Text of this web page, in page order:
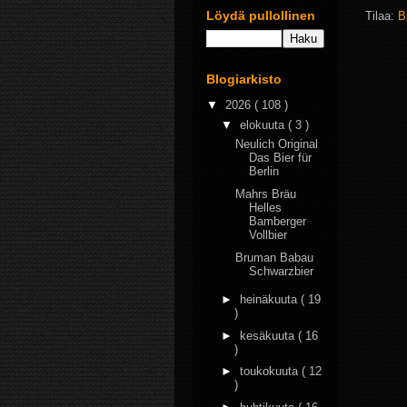
Tilaa:
Löydä pullollinen
Blogiarkisto
▼ 2026 ( 108 )
▼ elokuuta ( 3 )
Neulich Original
Das Bier für
Berlin
Mahrs Bräu
Helles
Bamberger
Vollbier
Bruman Babau
Schwarzbier
► heinäkuuta ( 19
)
► kesäkuuta ( 16
)
► toukokuuta ( 12
)